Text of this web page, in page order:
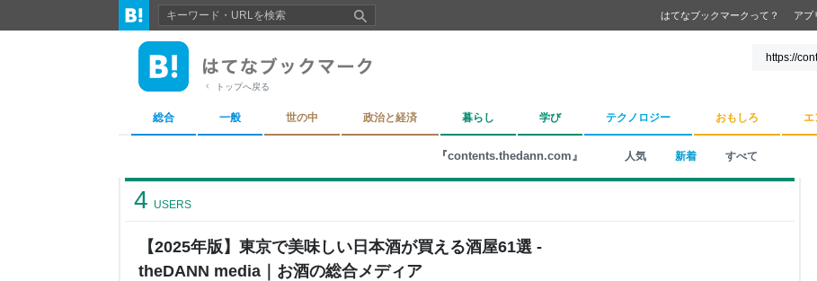
はてなブックマークって？ アプ
トップへ戻る
総合 一般 世の中 政治と経済 暮らし 学び テクノロジー おもしろ エ
『contents.thedann.com』 人気 新着 すべて
【2025年版】東京で美味しい日本酒が買える酒屋61選 -
theDANN media｜お酒の総合メディア
4 USERS